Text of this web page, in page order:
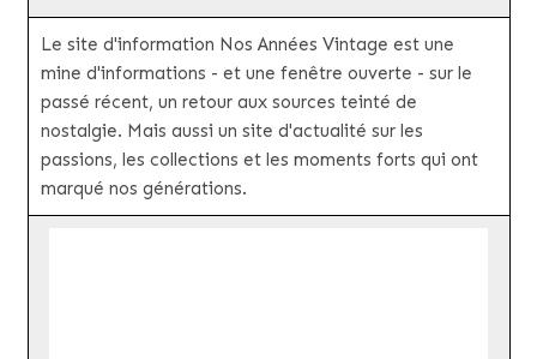
Le site d'information Nos Années Vintage est une
mine d'informations - et une fenêtre ouverte - sur le
passé récent, un retour aux sources teinté de
nostalgie. Mais aussi un site d'actualité sur les
passions, les collections et les moments forts qui ont
marqué nos générations.